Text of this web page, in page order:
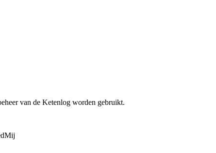
van de Ketenlog worden gebruikt.